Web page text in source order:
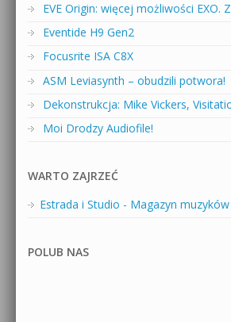
EVE Origin: więcej możliwości EXO.
Eventide H9 Gen2
Focusrite ISA C8X
ASM Leviasynth – obudzili potwora!
Dekonstrukcja: Mike Vickers,
Moi Drodzy Audiofile!
WARTO ZAJRZEĆ
Estrada i Studio - Magazyn
POLUB NAS